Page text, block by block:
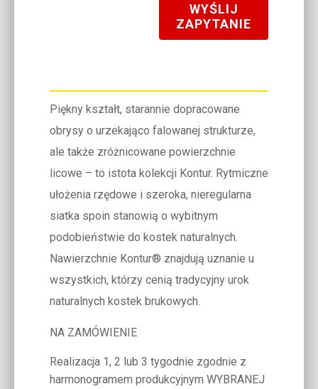
WYŚLIJ
ZAPYTANIE
Piękny kształt, starannie dopracowane
obrysy o urzekająco falowanej strukturze,
ale także zróżnicowane powierzchnie
licowe – to istota kolekcji Kontur. Rytmiczne
ułożenia rzędowe i szeroka, nieregularna
siatka spoin stanowią o wybitnym
podobieństwie do kostek naturalnych.
Nawierzchnie Kontur® znajdują uznanie u
wszystkich, którzy cenią tradycyjny urok
naturalnych kostek brukowych.
NA ZAMÓWIENIE
Realizacja 1, 2 lub 3 tygodnie zgodnie z
harmonogramem produkcyjnym WYBRANEJ